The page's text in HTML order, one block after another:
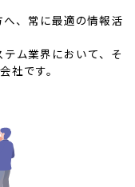
、常に最適の情報活
ム業界において、そ
社です。